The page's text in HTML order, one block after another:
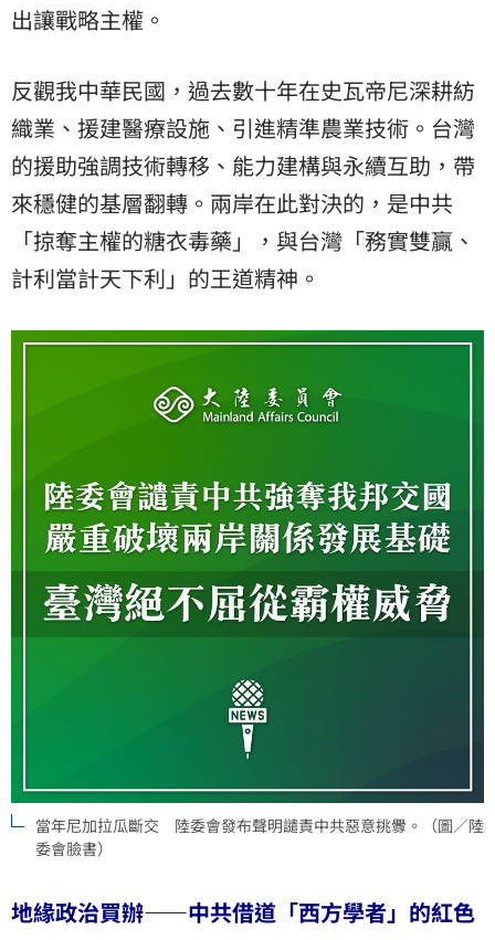
出讓戰略主權。
反觀我中華民國，過去數十年在史瓦帝尼深耕紡
織業、援建醫療設施、引進精準農業技術。台灣
的援助強調技術轉移、能力建構與永續互助，帶
來穩健的基層翻轉。兩岸在此對決的，是中共
「掠奪主權的糖衣毒藥」，與台灣「務實雙贏、
計利當計天下利」的王道精神。
當年尼加拉瓜斷交 陸委會發布聲明譴責中共惡意挑釁。（圖／陸
委會臉書）
地緣政治買辦——中共借道「西方學者」的紅色